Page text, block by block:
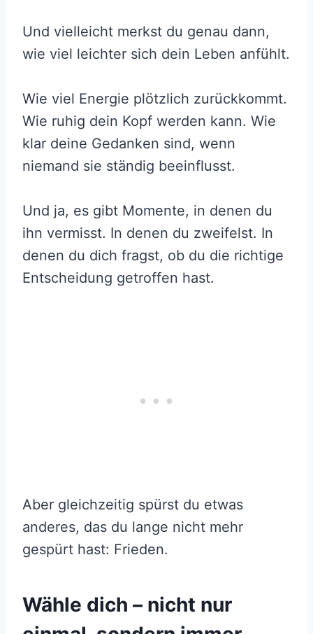
Und vielleicht merkst du genau dann,
wie viel leichter sich dein Leben anfühlt.
Wie viel Energie plötzlich zurückkommt.
Wie ruhig dein Kopf werden kann. Wie
klar deine Gedanken sind, wenn
niemand sie ständig beeinflusst.
Und ja, es gibt Momente, in denen du
ihn vermisst. In denen du zweifelst. In
denen du dich fragst, ob du die richtige
Entscheidung getroffen hast.
Aber gleichzeitig spürst du etwas
anderes, das du lange nicht mehr
gespürt hast: Frieden.
Wähle dich – nicht nur